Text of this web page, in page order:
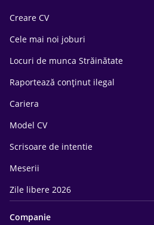
Creare CV
Cele mai noi joburi
Locuri de munca Străinătate
Raportează conținut ilegal
Cariera
Model CV
Scrisoare de intentie
Meserii
Zile libere 2026
Companie